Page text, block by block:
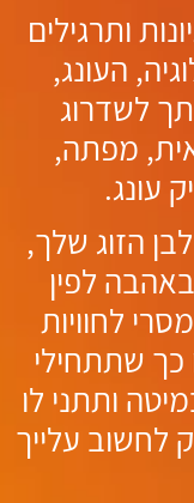
ותרגילים
העונג,
לשדרוג
מפתה,
עונג.
הזוג שלך,
לפין
לחוויות
כך שתתחילי
ותתני לו
לחשוב עלייך